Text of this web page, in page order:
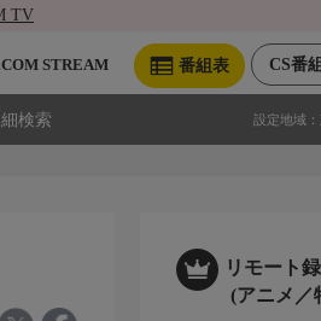
TV
CS番
番組表
STREAM
検索 設定地域：
リモート
(アニメ／